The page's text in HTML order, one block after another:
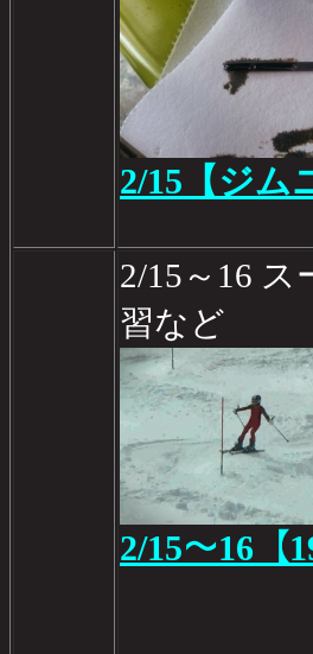
2/15【ジム
2/15～16
習など
2/15～16【